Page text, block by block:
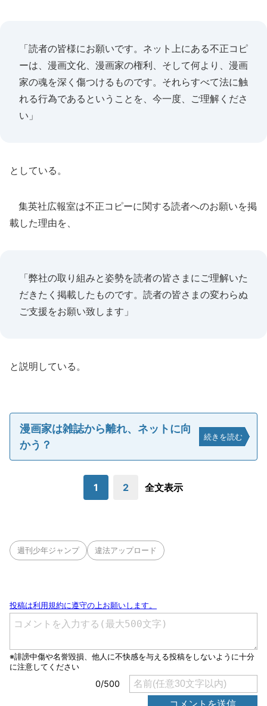
「読者の皆様にお願いです。ネット上にある不正コピ
ーは、漫画文化、漫画家の権利、そして何より、漫画
家の魂を深く傷つけるものです。それらすべて法に触
れる行為であるということを、今一度、ご理解くださ
い」
としている。
集英社広報室は不正コピーに関する読者へのお願いを掲
載した理由を、
「弊社の取り組みと姿勢を読者の皆さまにご理解いた
だきたく掲載したものです。読者の皆さまの変わらぬ
ご支援をお願い致します」
と説明している。
漫画家は雑誌から離れ、ネットに向
かう？
続きを読む
1 2 全文表示
週刊少年ジャンプ 違法アップロード